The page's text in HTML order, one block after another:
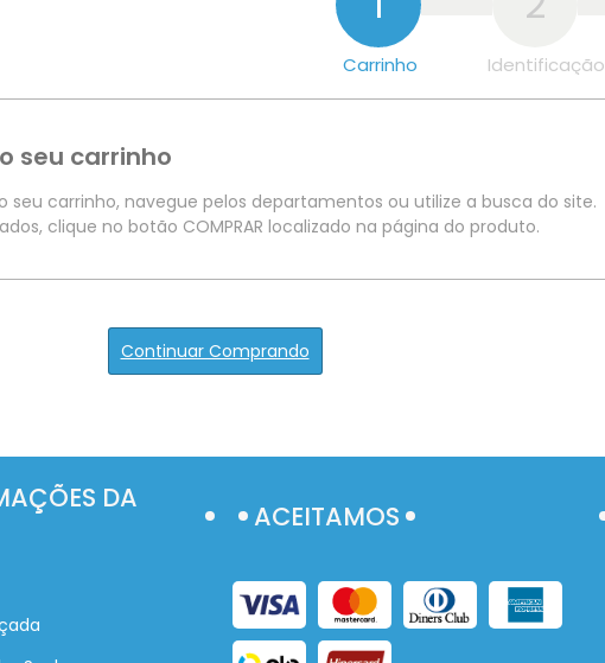
Carrinho Identificação
seu carrinho
seu carrinho, navegue pelos departamentos ou utilize a busca do site.
clique no botão COMPRAR localizado na página do produto.
Continuar Comprando
DA
ACEITAMOS